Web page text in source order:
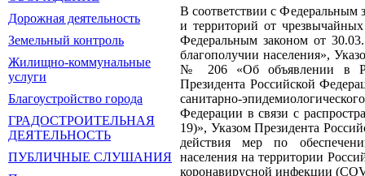
Дорожная деятельность
Земельный контроль
Жилищно-коммунальные
услуги
Благоустройство города
ГРАДОСТРОИТЕЛЬНАЯ
ДЕЯТЕЛЬНОСТЬ
ПУБЛИЧНЫЕ СЛУШАНИЯ
В соответствии с
и территорий от
Федеральным законом от
благополучии населения»,
№ 206 «Об объявлении в
Президента Российской
санитарно-
Федерации в связи с
19)», Указом Президента
действия мер по
населения на территории
коронавирусной инфекции